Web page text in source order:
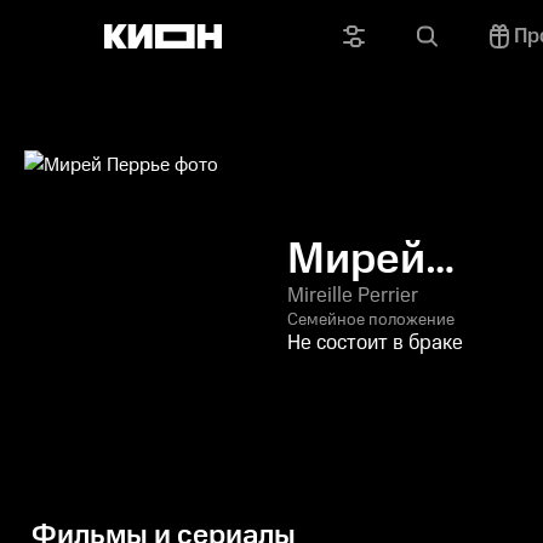
Мирей
Перрье
Mireille Perrier
Семейное положение
Не состоит в браке